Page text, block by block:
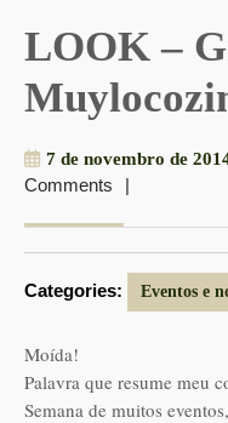
LOOK –
7 de novembro de
Comments
|
Categories: Eventos e
Moída!
Palavra que resume meu
Semana de muitos